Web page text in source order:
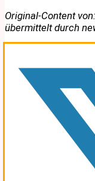
Original-Content
übermittelt durch